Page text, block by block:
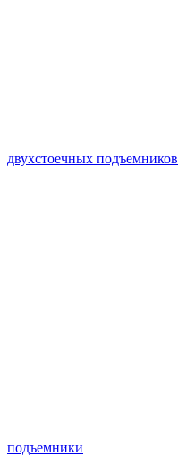
двухстоечных подъемников
подъемники